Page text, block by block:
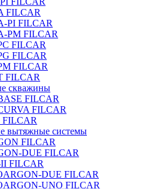
FILCAR
PI FILCAR
PM FILCAR
FILCAR
FILCAR
FILCAR
FILCAR
скважины
FILCAR
FILCAR
FILCAR
вытяжные системы
FILCAR
DUE FILCAR
FILCAR
DUE FILCAR
UNO FILCAR